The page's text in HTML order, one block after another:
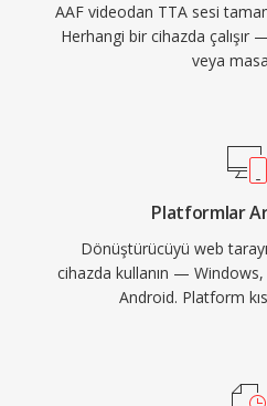
bir pay yakalamış olsa da
şeffaf sıkıştırmasına
hizmet etmeye devam
AAF videodan TTA sesi
Herhangi bir cihazda
veya
Platformlar
Dönüştürücüyü web
cihazda kullanın —
Android. Platform